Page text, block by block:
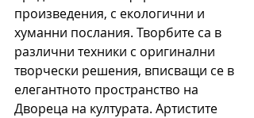
произведения, с екологични и
хуманни послания. Творбите са в
различни техники с оригинални
творчески решения, вписващи се в
елегантното пространство на
Двореца на културата. Артистите